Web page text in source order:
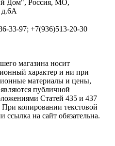
Россия, МО,
33-97; +7(936)513-20-30
магазина носит
характер и ни при
материалы и цены,
публичной
Статей 435 и 437
копировании текстовой
на сайт обязательна.